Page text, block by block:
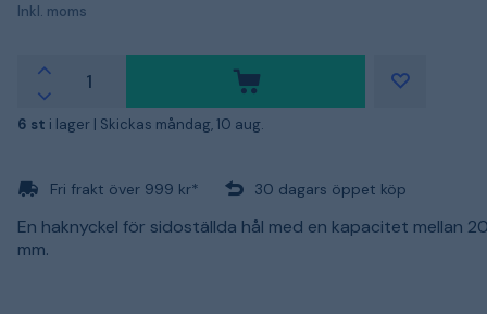
Inkl. moms
6 st i lager | Skickas måndag, 10 aug.
Fri frakt över 999 kr* 30 dagars öppet köp
En haknyckel för sidoställda hål med en kapacitet mellan
mm.